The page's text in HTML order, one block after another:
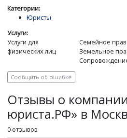
Категории:
Юристы
Услуги:
Услуги для
физических лиц
Семейное
Земельное
Сообщить об ошибке
Отзывы о
юриста.РФ» в
0 отзывов